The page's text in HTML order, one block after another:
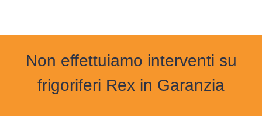
Non effettuiamo interventi su
frigoriferi Rex in Garanzia